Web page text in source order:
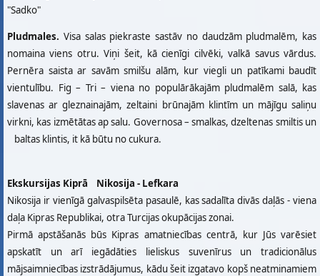
"Sadko"
Pludmales. Visa salas piekraste sastāv no daudzām pludmalēm, kas
nomaina viens otru. Viņi šeit, kā cienīgi cilvēki, valkā savus vārdus.
Pernēra saista ar savām smilšu alām, kur viegli un patīkami baudīt
vientulību. Fig – Tri – viena no populārākajām pludmalēm salā, kas
slavenas ar gleznainajām, zeltaini brūnajām klintīm un mājīgu saliņu
virkni, kas izmētātas ap salu. Governosa – smalkas, dzeltenas smiltis un
baltas klintis, it kā būtu no cukura.
Ekskursijas Kiprā Nikosija - Lefkara
Nikosija ir vienīgā galvaspilsēta pasaulē, kas sadalīta divās daļās - viena
daļa Kipras Republikai, otra Turcijas okupācijas zonai.
Pirmā apstāšanās būs Kipras amatniecības centrā, kur Jūs varēsiet
apskatīt un arī iegādāties lieliskus suvenīrus un tradicionālus
mājsaimniecības izstrādājumus, kādu šeit izgatavo kopš neatminamiem